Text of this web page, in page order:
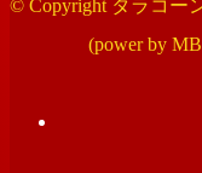
© Copyright タラコー
(power by